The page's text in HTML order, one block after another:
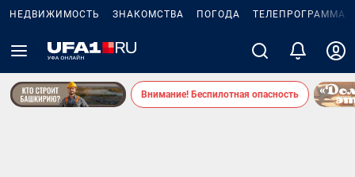
НЕДВИЖИМОСТЬ ЗНАКОМСТВА ПОГОДА ТЕЛЕПРОГРАММА
Внимание! Беспилотная опасность